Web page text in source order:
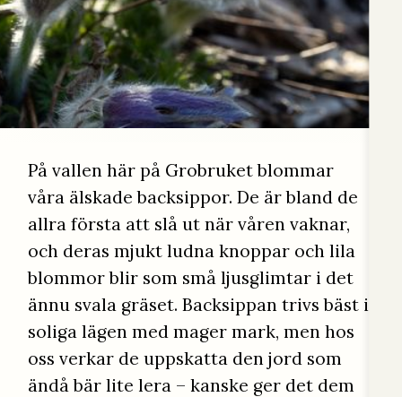
På vallen här på Grobruket blommar
våra älskade backsippor. De är bland de
allra första att slå ut när våren vaknar,
och deras mjukt ludna knoppar och lila
blommor blir som små ljusglimtar i det
ännu svala gräset. Backsippan trivs bäst i
soliga lägen med mager mark, men hos
oss verkar de uppskatta den jord som
ändå bär lite lera – kanske ger det dem